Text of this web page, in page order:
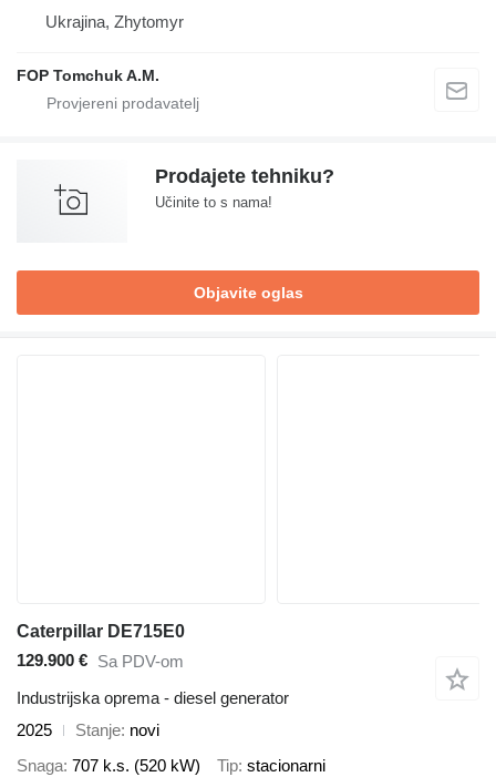
Ukrajina, Zhytomyr
FOP Tomchuk A.M.
Prodajete tehniku?
Učinite to s nama!
Objavite oglas
Caterpillar DE715E0
129.900 € Sa PDV-om
Industrijska oprema - diesel generator
2025
Stanje novi
Snaga 707 k.s. (520 kW) Tip stacionarni